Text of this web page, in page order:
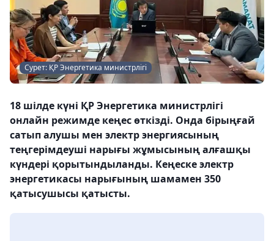
Сурет: ҚР Энергетика министрлігі
18 шілде күні ҚР Энергетика министрлігі
онлайн режимде кеңес өткізді. Онда бірыңғай
сатып алушы мен электр энергиясының
теңгерімдеуші нарығы жұмысының алғашқы
күндері қорытындыланды. Кеңеске электр
энергетикасы нарығының шамамен 350
қатысушысы қатысты.